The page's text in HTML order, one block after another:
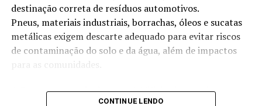
Fundada em 2016, com sede localizada em São Paulo, no
famoso bairro da Liberdade, a
Simonato Cidadania
idealização do sonho de
Lilian Ferro
e sua sócia. Com o
desejo de se tornar uma cidadã europeia, Lilian iniciou,
obstáculos se transformaram em oportunidades. Após
destinação correta de resíduos automotivos.
Pneus, materiais industriais, borrachas, óleos e sucatas
metálicas exigem descarte adequado para evitar riscos
de contaminação do solo e da água, além de impactos
para as comunidades.
A Savana, por meio das suas 14 filiais, desenvolve
CONTINUE LENDO